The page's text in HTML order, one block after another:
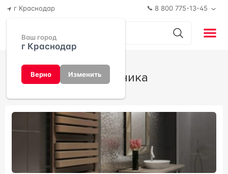
г Краснодар
Ваш город
г Краснодар
Верно Изменить
8 800 775-13-45
Сантехника